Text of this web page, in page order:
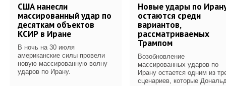
США нанесли
массированный удар по
десяткам объектов
КСИР в Иране
В ночь на 30 июля
американские силы провели
новую массированную волну
ударов по Ирану.
Новые удары по
остаются среди
вариантов,
рассматриваемых
Трампом
Возобновление
массированных ударов по
Ирану остается одним из
сценариев, которые